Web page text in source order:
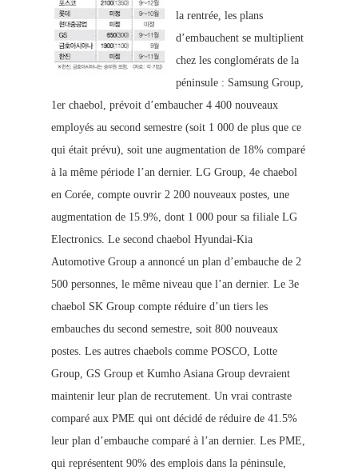
la rentrée, les plans
d’embauchent se multiplient
chez les conglomérats de la
péninsule : Samsung Group,
1er chaebol, prévoit d’embaucher 4 400 nouveaux
employés au second semestre (soit 1 000 de plus que ce
qui était prévu), soit une augmentation de 18% comparé
à la même période l’an dernier. LG Group, 4e chaebol
en Corée, compte ouvrir 2 200 nouveaux postes, une
augmentation de 15.9%, dont 1 000 pour sa filiale LG
Electronics. Le second chaebol Hyundai-Kia
Automotive Group a annoncé un plan d’embauche de 2
500 personnes, le même niveau que l’an dernier. Le 3e
chaebol SK Group compte réduire d’un tiers les
embauches du second semestre, soit 800 nouveaux
postes. Les autres chaebols comme POSCO, Lotte
Group, GS Group et Kumho Asiana Group devraient
maintenir leur plan de recrutement. Un vrai contraste
comparé aux PME qui ont décidé de réduire de 41.5%
leur plan d’embauche comparé à l’an dernier. Les PME,
qui représentent 90% des emplois dans la péninsule,